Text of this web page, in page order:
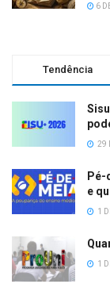
6
Tendência
29
Pé-
e
1
1